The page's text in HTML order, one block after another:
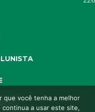
que você tenha a melhor
a usar este site,